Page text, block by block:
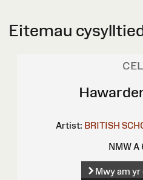
Eitemau
Artist: BRITISH
NMW A
Mwy am yr